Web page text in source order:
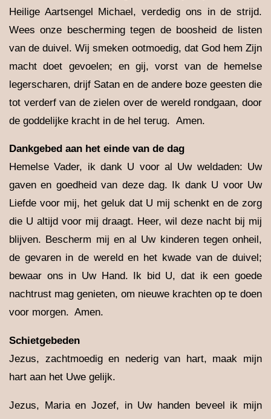
Heilige Aartsengel Michael, verdedig ons in de strijd.
Wees onze bescherming tegen de boosheid de listen
van de duivel. Wij smeken ootmoedig, dat God hem Zijn
macht doet gevoelen; en gij, vorst van de hemelse
legerscharen, drijf Satan en de andere boze geesten die
tot verderf van de zielen over de wereld rondgaan, door
de goddelijke kracht in de hel terug. Amen.
Dankgebed aan het einde van de dag
Hemelse Vader, ik dank U voor al Uw weldaden: Uw
gaven en goedheid van deze dag. Ik dank U voor Uw
Liefde voor mij, het geluk dat U mij schenkt en de zorg
die U altijd voor mij draagt. Heer, wil deze nacht bij mij
blijven. Bescherm mij en al Uw kinderen tegen onheil,
de gevaren in de wereld en het kwade van de duivel;
bewaar ons in Uw Hand. Ik bid U, dat ik een goede
nachtrust mag genieten, om nieuwe krachten op te doen
voor morgen. Amen.
Schietgebeden
Jezus, zachtmoedig en nederig van hart, maak mijn
hart aan het Uwe gelijk.
Jezus, Maria en Jozef, in Uw handen beveel ik mijn